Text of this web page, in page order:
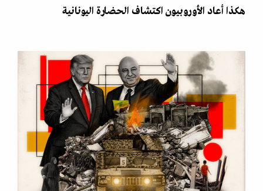
هكذا أعاد الأوروبيون اكتشاف الحضارة اليونانية